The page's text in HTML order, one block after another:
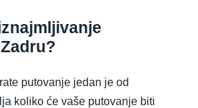
putovanje jedan je od
koliko će vaše putovanje biti